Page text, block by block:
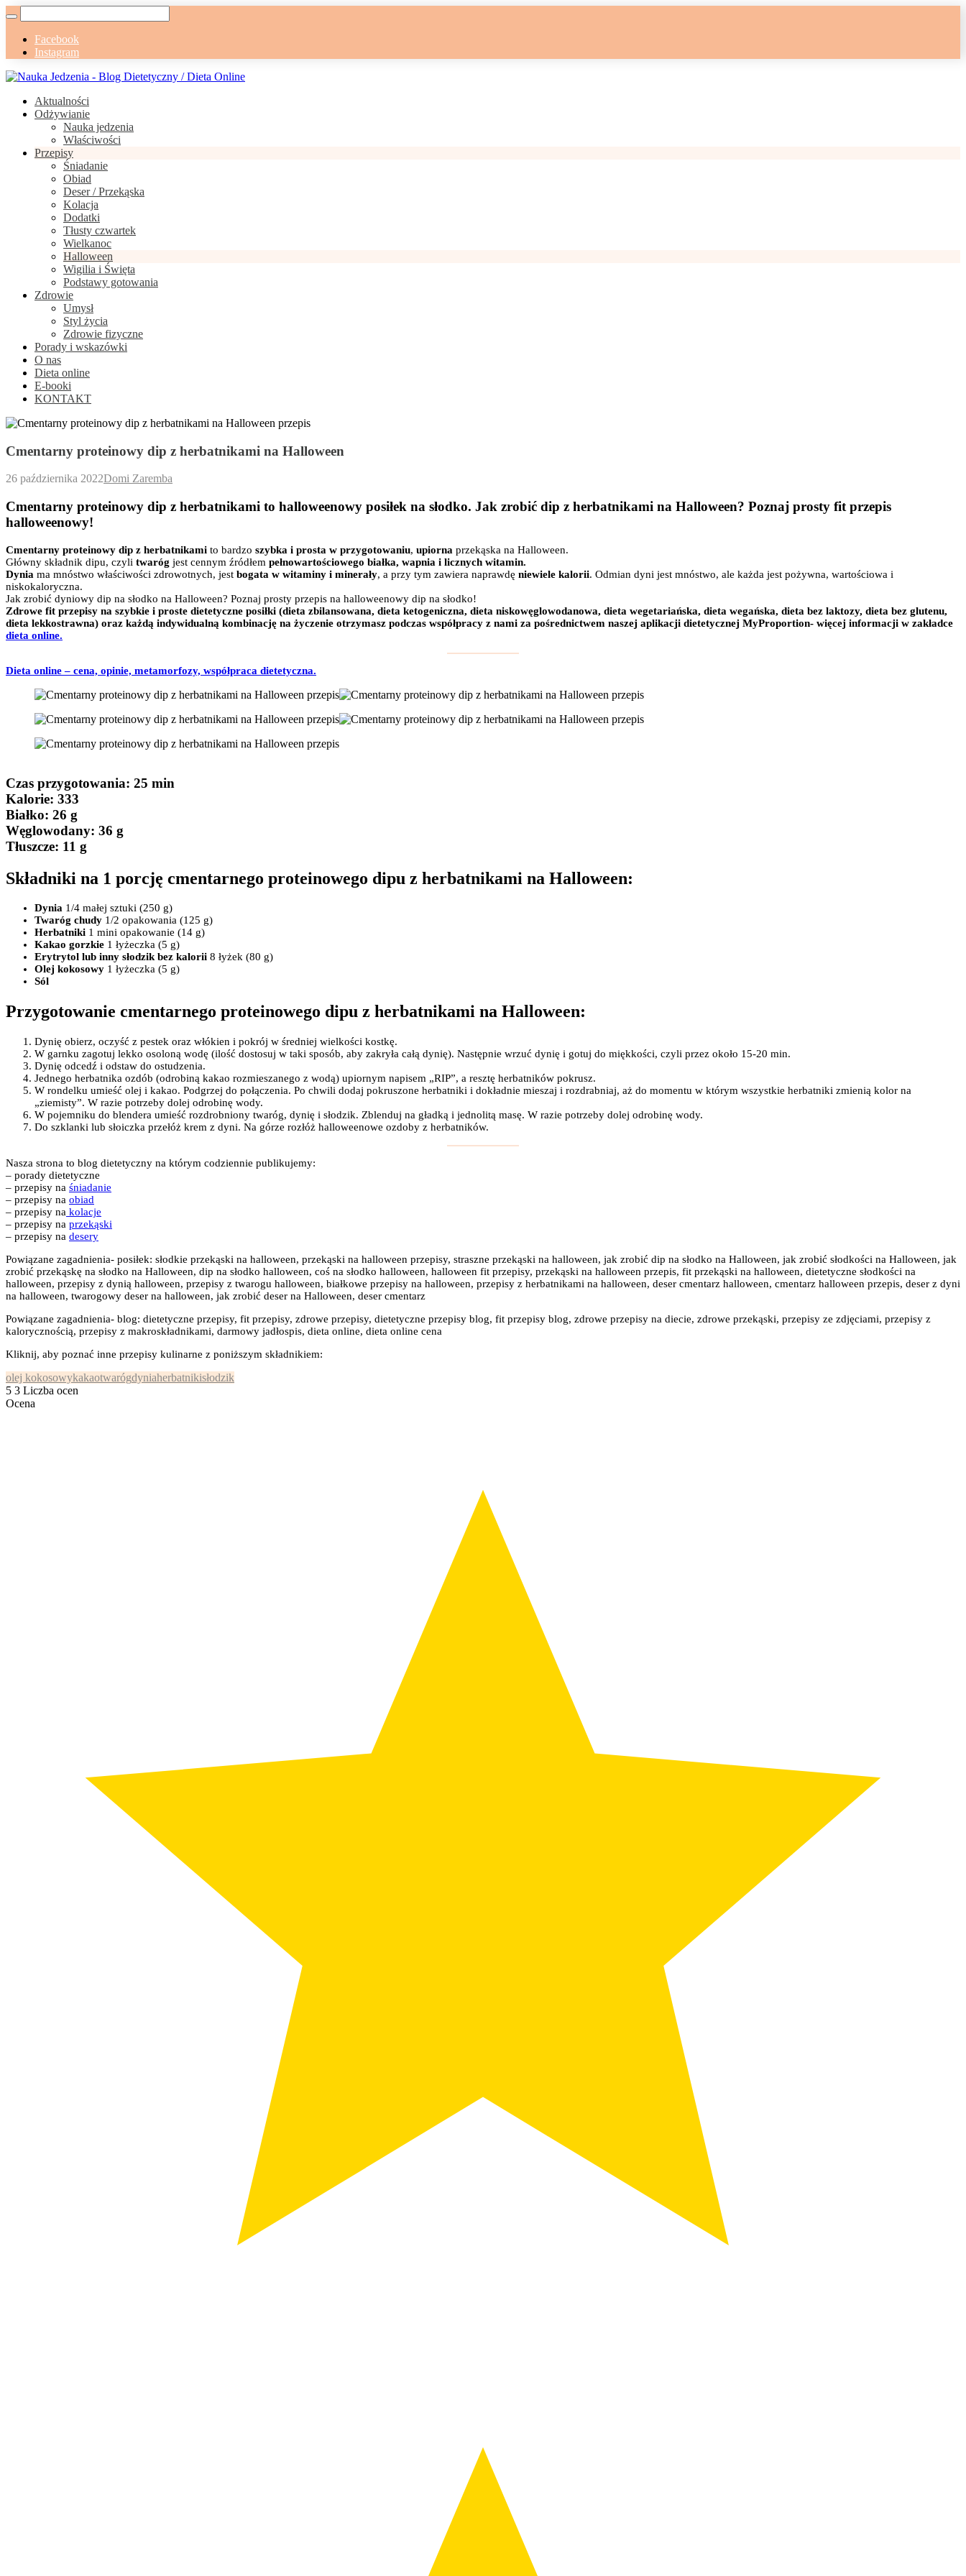
Facebook
Instagram
Aktualności
Odżywianie
Nauka jedzenia
Właściwości
Przepisy
Śniadanie
Obiad
Deser / Przekąska
Kolacja
Dodatki
Tłusty czwartek
Wielkanoc
Halloween
Wigilia i Święta
Podstawy gotowania
Zdrowie
Umysł
Styl życia
Zdrowie fizyczne
Porady i wskazówki
O nas
Dieta online
E-booki
KONTAKT
Cmentarny proteinowy dip z herbatnikami na Halloween
26 października 2022Domi Zaremba
Cmentarny proteinowy dip z herbatnikami to halloweenowy posiłek na słodko. Jak zrobić dip z herbatnikami na Halloween? Poznaj prosty fit przepis
halloweenowy!
Cmentarny proteinowy dip z herbatnikami to bardzo szybka i prosta w przygotowaniu, upiorna przekąska na Halloween.
Główny składnik dipu, czyli twaróg jest cennym źródłem pełnowartościowego białka, wapnia i licznych witamin.
Dynia ma mnóstwo właściwości zdrowotnych, jest bogata w witaminy i minerały, a przy tym zawiera naprawdę niewiele kalorii. Odmian dyni jest mnóstwo, ale każda jest pożywna, wartościowa i
niskokaloryczna.
Jak zrobić dyniowy dip na słodko na Halloween? Poznaj prosty przepis na halloweenowy dip na słodko!
Zdrowe fit przepisy na szybkie i proste dietetyczne posiłki (dieta zbilansowana, dieta ketogeniczna, dieta niskowęglowodanowa, dieta wegetariańska, dieta wegańska, dieta bez laktozy, dieta bez glutenu,
dieta lekkostrawna) oraz każdą indywidualną kombinację na życzenie otrzymasz podczas współpracy z nami za pośrednictwem naszej aplikacji dietetycznej MyProportion- więcej informacji w zakładce
dieta online.
Dieta online – cena, opinie, metamorfozy, współpraca dietetyczna.
Czas przygotowania: 25 min
Kalorie: 333
Białko: 26 g
Węglowodany: 36 g
Tłuszcze: 11 g
Składniki na 1 porcję cmentarnego proteinowego dipu z herbatnikami na Halloween:
Dynia 1/4 małej sztuki (250 g)
Twaróg chudy 1/2 opakowania (125 g)
Herbatniki 1 mini opakowanie (14 g)
Kakao gorzkie 1 łyżeczka (5 g)
Erytrytol lub inny słodzik bez kalorii 8 łyżek (80 g)
Olej kokosowy 1 łyżeczka (5 g)
Sól
Przygotowanie cmentarnego proteinowego dipu z herbatnikami na Halloween:
Dynię obierz, oczyść z pestek oraz włókien i pokrój w średniej wielkości kostkę.
W garnku zagotuj lekko osoloną wodę (ilość dostosuj w taki sposób, aby zakryła całą dynię). Następnie wrzuć dynię i gotuj do miękkości, czyli przez około 15-20 min.
Dynię odcedź i odstaw do ostudzenia.
Jednego herbatnika ozdób (odrobiną kakao rozmieszanego z wodą) upiornym napisem „RIP”, a resztę herbatników pokrusz.
W rondelku umieść olej i kakao. Podgrzej do połączenia. Po chwili dodaj pokruszone herbatniki i dokładnie mieszaj i rozdrabniaj, aż do momentu w którym wszystkie herbatniki zmienią kolor na
„ziemisty”. W razie potrzeby dolej odrobinę wody.
W pojemniku do blendera umieść rozdrobniony twaróg, dynię i słodzik. Zblenduj na gładką i jednolitą masę. W razie potrzeby dolej odrobinę wody.
Do szklanki lub słoiczka przełóż krem z dyni. Na górze rozłóż halloweenowe ozdoby z herbatników.
Nasza strona to blog dietetyczny na którym codziennie publikujemy:
– porady dietetyczne
– przepisy na śniadanie
– przepisy na obiad
– przepisy na kolacje
– przepisy na przekąski
– przepisy na desery
Powiązane zagadnienia- posiłek: słodkie przekąski na halloween, przekąski na halloween przepisy, straszne przekąski na halloween, jak zrobić dip na słodko na Halloween, jak zrobić słodkości na Halloween, jak
zrobić przekąskę na słodko na Halloween, dip na słodko halloween, coś na słodko halloween, halloween fit przepisy, przekąski na halloween przepis, fit przekąski na halloween, dietetyczne słodkości na
halloween, przepisy z dynią halloween, przepisy z twarogu halloween, białkowe przepisy na halloween, przepisy z herbatnikami na halloween, deser cmentarz halloween, cmentarz halloween przepis, deser z dyni
na halloween, twarogowy deser na halloween, jak zrobić deser na Halloween, deser cmentarz
Powiązane zagadnienia- blog: dietetyczne przepisy, fit przepisy, zdrowe przepisy, dietetyczne przepisy blog, fit przepisy blog, zdrowe przepisy na diecie, zdrowe przekąski, przepisy ze zdjęciami, przepisy z
kalorycznością, przepisy z makroskładnikami, darmowy jadłospis, dieta online, dieta online cena
Kliknij, aby poznać inne przepisy kulinarne z poniższym składnikiem:
olej kokosowykakaotwarógdyniaherbatnikisłodzik
5 3 Liczba ocen
Ocena